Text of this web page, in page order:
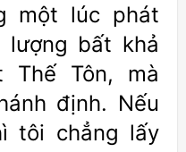
một lúc phát
lượng bất khả
Thế Tôn, mà
định. Nếu
tôi chẳng lấy